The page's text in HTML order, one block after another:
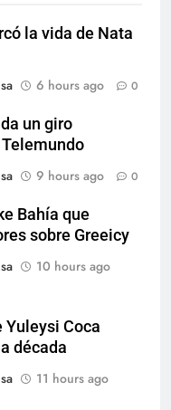
la vida de Nata
6 hours ago 0
un giro
9 hours ago 0
Bahía que
sobre Greeicy
10 hours ago
Yuleysi Coca
década
11 hours ago